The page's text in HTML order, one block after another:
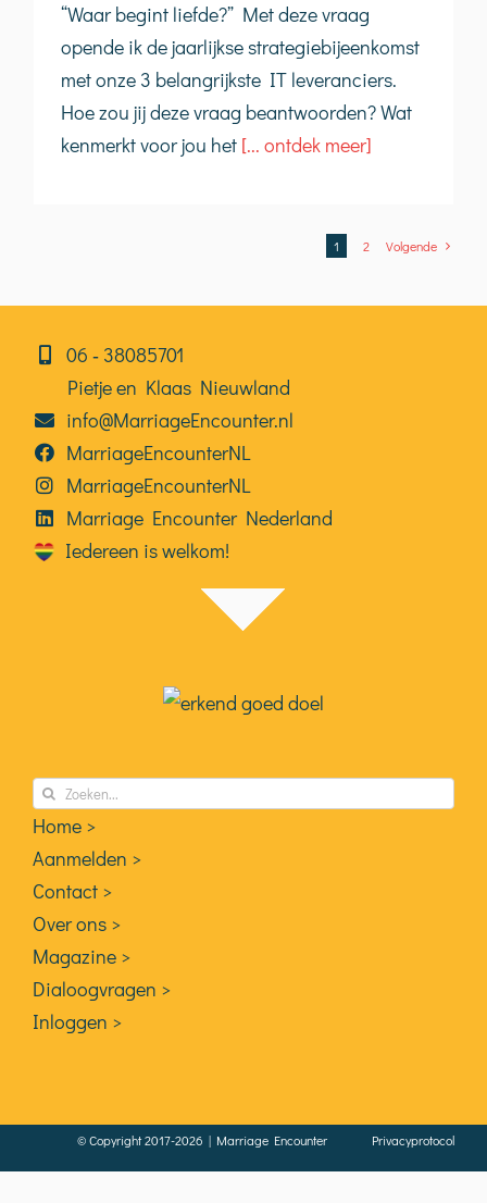
“Waar begint liefde?” Met deze vraag
opende ik de jaarlijkse strategiebijeenkomst
met onze 3 belangrijkste IT leveranciers.
Hoe zou jij deze vraag beantwoorden? Wat
kenmerkt voor jou het [... ontdek meer]
1 2 Volgende
06⁠⁠ ‑ 38085701
Pietje en Klaas Nieuwland
info@MarriageEncounter.nl
MarriageEncounterNL
MarriageEncounterNL
Marriage Encounter Nederland
Iedereen is welkom!
Zoeken
naar:
Home >
Aanmelden >
Contact >
Over ons >
Magazine >
Dialoogvragen >
Inloggen >
© Copyright 2017-2026 | Marriage Encounter Privacyprotocol